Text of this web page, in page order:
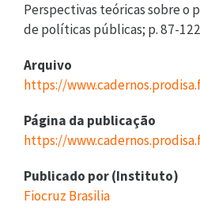
Arquivo
https://
Página da publicação
https://
Publicado por (Instituto)
Fiocruz Brasilia